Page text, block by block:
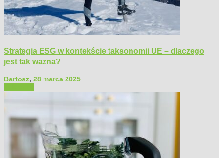
Strategia ESG w kontekście taksonomii UE – dlaczego
jest tak ważna?
Bartosz, 28 marca 2025